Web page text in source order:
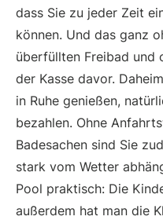
dass Sie zu jeder Zeit
können. Und das ganz
überfüllten Freibad und
der Kasse davor.
in Ruhe genießen,
bezahlen. Ohne
Badesachen sind Sie
stark vom Wetter
Pool praktisch: Die
außerdem hat man die